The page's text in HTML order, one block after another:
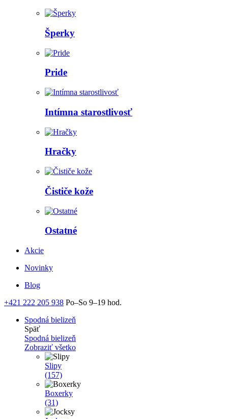
Šperky
Pride
Intímna starostlivosť
Hračky
Čističe kože
Ostatné
Akcie
Novinky
Blog
+421 222 205 938 Po–So 9–19 hod.
Spodná bielizeň
Späť
Spodná bielizeň
Zobraziť všetko
Slipy
(157)
Boxerky
(31)